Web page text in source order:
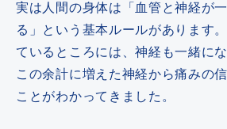
実は人間の身体は「血管と神経が
る」という基本ルールがあります
ているところには、神経も一緒に
この余計に増えた神経から痛みの
ことがわかってきました。